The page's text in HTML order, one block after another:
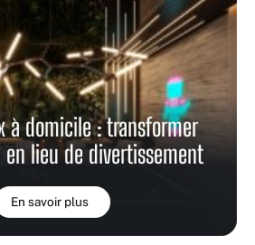
à domicile : transformer
en lieu de divertissement
En savoir plus